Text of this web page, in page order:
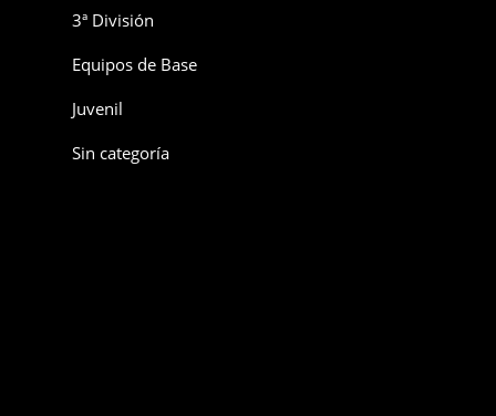
3ª División
Equipos de Base
Juvenil
Sin categoría